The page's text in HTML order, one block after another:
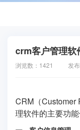
crm客户管理软
浏览数：1421 发
CRM（Customer
理软件的主要功